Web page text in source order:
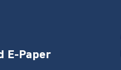
E-Paper